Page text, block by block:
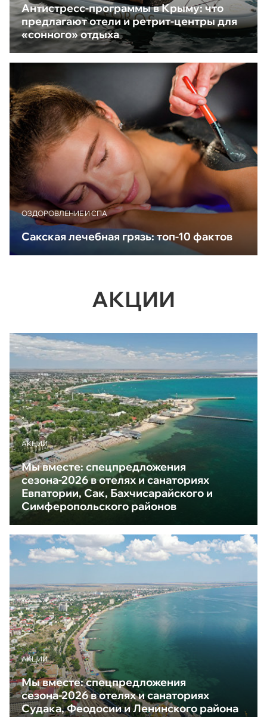
Антистресс-программы в Крыму: что
предлагают отели и ретрит-центры для
«сонного» отдыха
ОЗДОРОВЛЕНИЕ И СПА
Сакская лечебная грязь: топ-10 фактов
АКЦИИ
АКЦИИ
Мы вместе: спецпредложения
сезона-2026 в отелях и санаториях
Евпатории, Сак, Бахчисарайского и
Симферопольского районов
АКЦИИ
Мы вместе: спецпредложения
сезона-2026 в отелях и санаториях
Судака, Феодосии и Ленинского района